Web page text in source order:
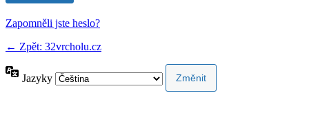
Zapomněli jste heslo?
← Zpět: 32vrcholu.cz
Jazyky